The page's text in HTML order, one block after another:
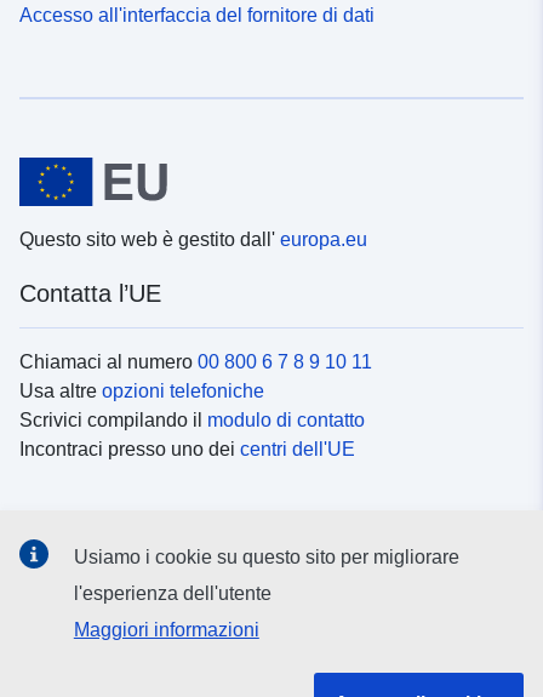
Accesso all'interfaccia del fornitore di dati
Questo sito web è gestito dall' europa.eu
Contatta l’UE
Chiamaci al numero 00 800 6 7 8 9 10 11
Usa altre opzioni telefoniche
Scrivici compilando il modulo di contatto
Incontraci presso uno dei centri dell'UE
Cerca icanali social
Usiamo i cookie su questo sito per migliorare
l'esperienza dell'utente
Maggiori informazioni